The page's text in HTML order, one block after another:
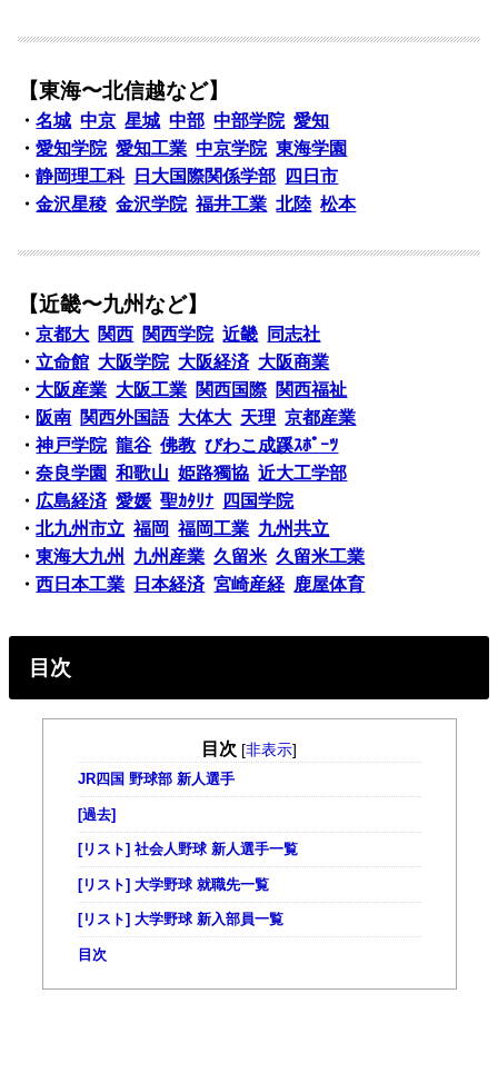
【東海〜北信越など】
・名城 中京 星城 中部 中部学院 愛知
・愛知学院 愛知工業 中京学院 東海学園
・静岡理工科 日大国際関係学部
四日市
・金沢星稜 金沢学院 福井工業 北陸 松本
【近畿〜九州など】
・京都大 関西 関西学院 近畿
同志社
・ 立命館 大阪学院 大阪経済 大阪商業
・ 大阪産業 大阪工業 関西国際 関西福祉
・ 阪南 関西外国語 大体大 天理 京都産業
・神戸学院 龍谷 佛教 びわこ成蹊ｽﾎﾟｰﾂ
・奈良学園 和歌山 姫路獨協 近大工学部
・ 広島経済 愛媛 聖ｶﾀﾘﾅ
四国学院
・北九州市立 福岡 福岡工業 九州共立
・東海大九州 九州産業 久留米 久留米工業
・西日本工業 日本経済 宮崎産経 鹿屋体育
目次
目次 [非表示]
JR四国 野球部 新人選手
[過去]
[リスト] 社会人野球 新人選手一覧
[リスト] 大学野球 就職先一覧
[リスト] 大学野球 新入部員一覧
目次